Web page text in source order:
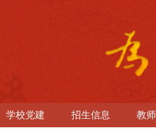
学校党建 招生信息 教